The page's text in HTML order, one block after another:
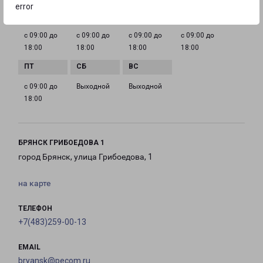
error
с 09:00 до
18:00
с 09:00 до
18:00
с 09:00 до
18:00
с 09:00 до
18:00
с 09:00 до
18:00
Выходной Выходной
БРЯНСК ГРИБОЕДОВА 1
город Брянск, улица Грибоедова, 1
на карте
ТЕЛЕФОН
+7(483)259-00-13
EMAIL
bryansk@pecom.ru